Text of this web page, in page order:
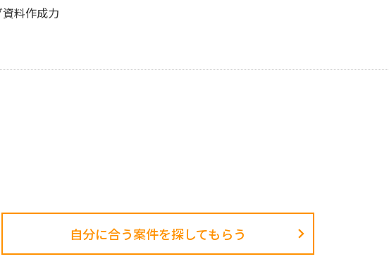
料作成力
自分に合う案件を探してもらう​